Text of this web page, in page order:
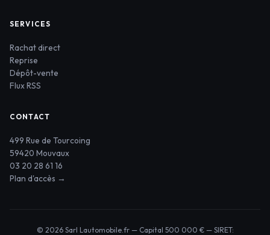
SERVICES
Rachat direct
Reprise
Dépôt-vente
Flux RSS
CONTACT
499 Rue de Tourcoing
59420 Mouvaux
03 20 28 61 16
Plan d'accès →
© 2026 Sarl Lautomobile.fr — Capital 500 000 € — SIRET: